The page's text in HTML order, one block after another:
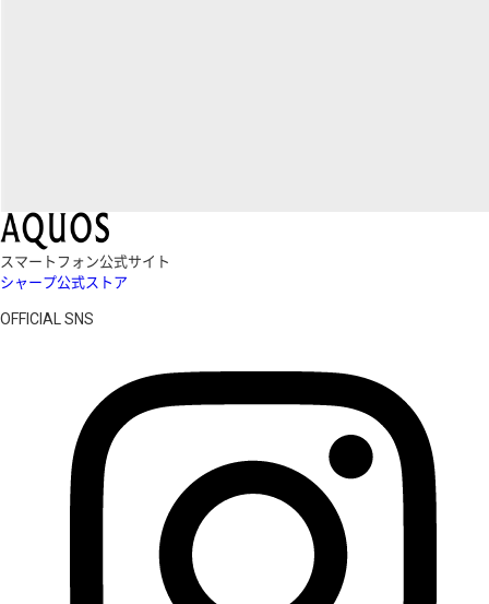
スマートフォン公式サイト
シャープ公式ストア
OFFICIAL SNS